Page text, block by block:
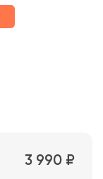
3 990 ₽